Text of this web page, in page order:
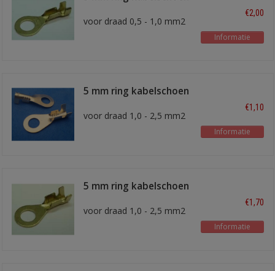
voor draad 0,5 - 1,0 mm2
€2,00
Informatie
5 mm ring kabelschoen
voor draad 1,0 - 2,5 mm2
€1,10
Informatie
5 mm ring kabelschoen
voor draad 1,0 - 2,5 mm2
€1,70
Informatie